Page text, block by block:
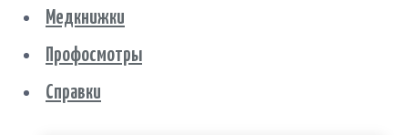
Медкнижки
Профосмотры
Справки